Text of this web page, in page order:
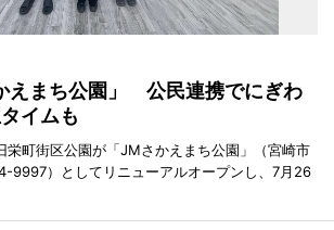
えまち公園」 公民連携でにぎわ
イムも
栄町街区公園が「JMさかえまち公園」（宮崎市
9997）としてリニューアルオープンし、7月26